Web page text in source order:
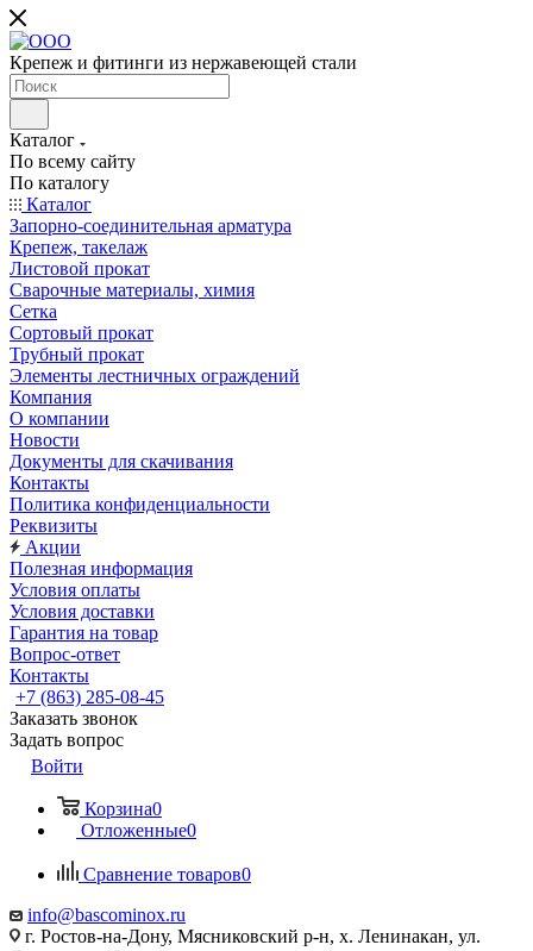
Крепеж и фитинги из нержавеющей стали
Каталог
По всему сайту
По каталогу
Каталог
Запорно-соединительная арматура
Крепеж, такелаж
Листовой прокат
Сварочные материалы, химия
Сетка
Сортовый прокат
Трубный прокат
Элементы лестничных ограждений
Компания
О компании
Новости
Документы для скачивания
Контакты
Политика конфиденциальности
Реквизиты
Акции
Полезная информация
Условия оплаты
Условия доставки
Гарантия на товар
Вопрос-ответ
Контакты
+7 (863) 285-08-45
Заказать звонок
Задать вопрос
Войти
Корзина0
Отложенные0
Сравнение товаров0
info@bascominox.ru
г. Ростов-на-Дону, Мясниковский р-н, х. Ленинакан, ул.